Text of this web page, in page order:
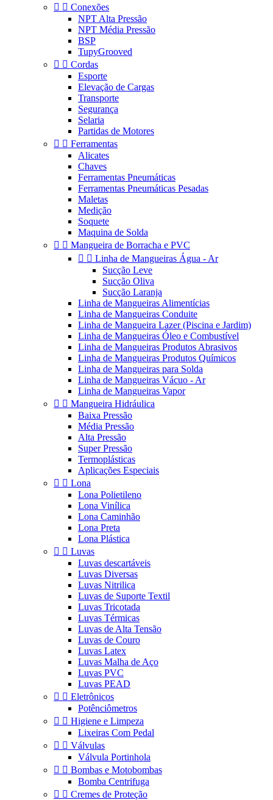
  Conexões
NPT Alta Pressão
NPT Média Pressão
BSP
TupyGrooved
  Cordas
Esporte
Elevação de Cargas
Transporte
Segurança
Selaria
Partidas de Motores
  Ferramentas
Alicates
Chaves
Ferramentas Pneumáticas
Ferramentas Pneumáticas Pesadas
Maletas
Medição
Soquete
Maquina de Solda
  Mangueira de Borracha e PVC
  Linha de Mangueiras Água - Ar
Sucção Leve
Sucção Oliva
Sucção Laranja
Linha de Mangueiras Alimentícias
Linha de Mangueiras Conduite
Linha de Mangueira Lazer (Piscina e Jardim)
Linha de Mangueiras Óleo e Combustível
Linha de Mangueiras Produtos Abrasivos
Linha de Mangueiras Produtos Químicos
Linha de Mangueiras para Solda
Linha de Mangueiras Vácuo - Ar
Linha de Mangueiras Vapor
  Mangueira Hidráulica
Baixa Pressão
Média Pressão
Alta Pressão
Super Pressão
Termoplásticas
Aplicações Especiais
  Lona
Lona Polietileno
Lona Vinílica
Lona Caminhão
Lona Preta
Lona Plástica
  Luvas
Luvas descartáveis
Luvas Diversas
Luvas Nitrilica
Luvas de Suporte Textil
Luvas Tricotada
Luvas Térmicas
Luvas de Alta Tensão
Luvas de Couro
Luvas Latex
Luvas Malha de Aço
Luvas PVC
Luvas PEAD
  Eletrônicos
Potênciômetros
  Higiene e Limpeza
Lixeiras Com Pedal
  Válvulas
Válvula Portinhola
  Bombas e Motobombas
Bomba Centrifuga
  Cremes de Proteção